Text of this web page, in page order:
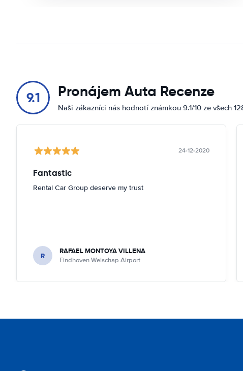
9.1 Pronájem Auta Recenze
Naši zákazníci nás hodnotí známkou 9.1/10 ze všech
24-12-2020
Fantastic
Rental Car Group deserve my trust
R RAFAEL MONTOYA VILLENA
Eindhoven Welschap Airport